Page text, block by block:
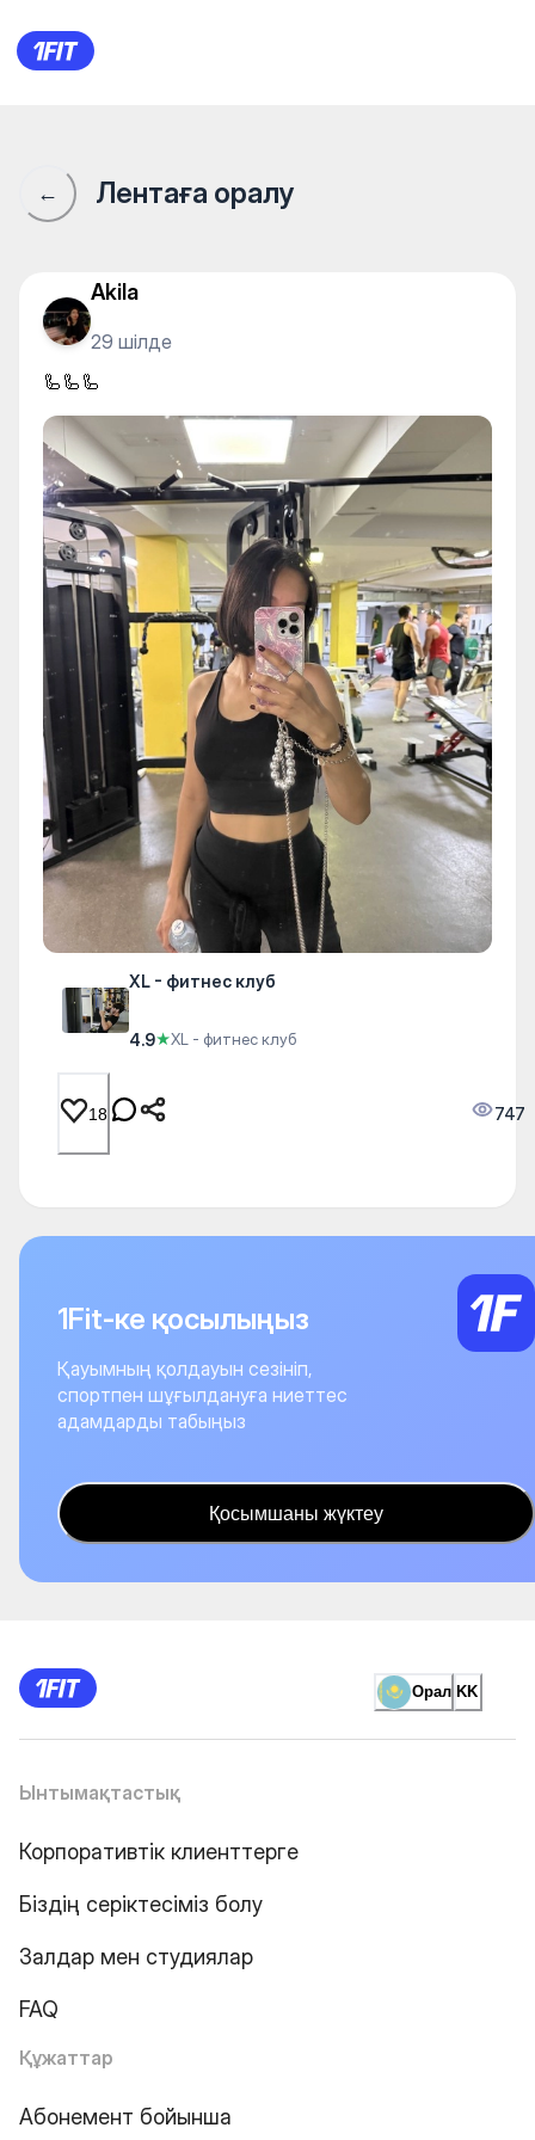
XL - фитнес клуб — Gym
← Лентаға оралу
Akila
29 шілде
🦾🦾🦾
XL - фитнес клуб
4.9★XL - фитнес клуб
18 747
1Fit-ке қосылыңыз
Қауымның қолдауын сезініп,
спортпен шұғылдануға ниеттес
адамдарды табыңыз
Қосымшаны жүктеу
Орал KK
Ынтымақтастық
Корпоративтік клиенттерге
Біздің серіктесіміз болу
Залдар мен студиялар
FAQ
Құжаттар
Абонемент бойынша